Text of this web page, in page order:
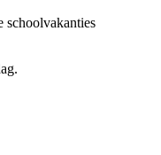
schoolvakanties